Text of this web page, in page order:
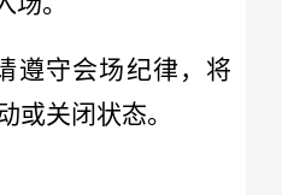
遵守会场纪律，将
或关闭状态。